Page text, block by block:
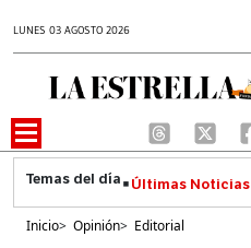
LUNES 03 AGOSTO 2026
Últimas Noticias
Inicio> Opinión> Editorial